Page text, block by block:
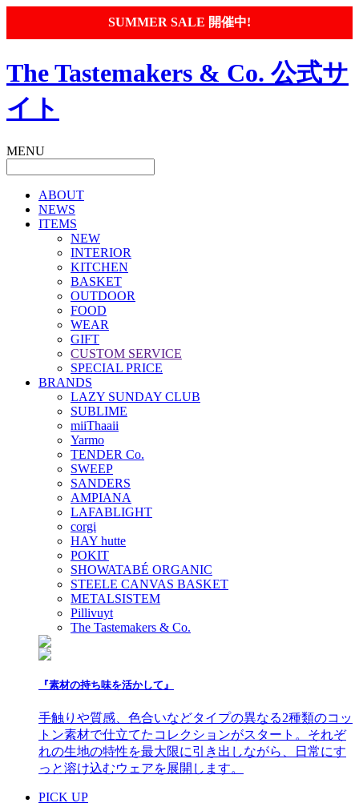
SUMMER SALE 開催中!
The Tastemakers & Co. 公式サ
イト
MENU
ABOUT
NEWS
ITEMS
NEW
INTERIOR
KITCHEN
BASKET
OUTDOOR
FOOD
WEAR
GIFT
CUSTOM SERVICE
SPECIAL PRICE
BRANDS
LAZY SUNDAY CLUB
SUBLIME
miiThaaii
Yarmo
TENDER Co.
SWEEP
SANDERS
AMPIANA
LAFABLIGHT
corgi
HAY hutte
POKIT
SHOWATABÉ ORGANIC
STEELE CANVAS BASKET
METALSISTEM
Pillivuyt
The Tastemakers & Co.
『素材の持ち味を活かして』
手触りや質感、色合いなどタイプの異なる2種類のコッ
トン素材で仕立てたコレクションがスタート。それぞ
れの生地の特性を最大限に引き出しながら、日常にす
っと溶け込むウェアを展開します。
PICK UP